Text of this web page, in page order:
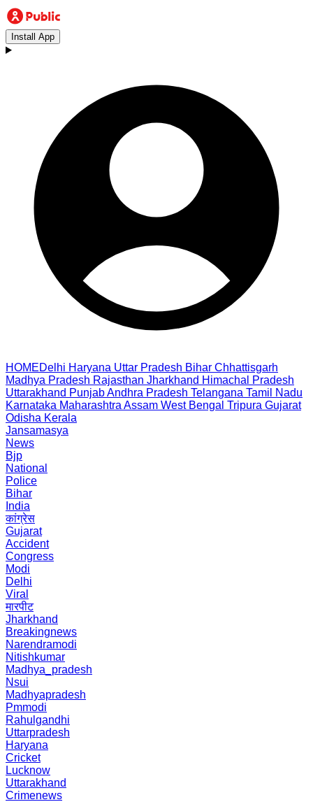
Install App
HOMEDelhi Haryana Uttar Pradesh Bihar Chhattisgarh
Madhya Pradesh Rajasthan Jharkhand Himachal Pradesh
Uttarakhand PunjabAndhra Pradesh Telangana Tamil Nadu
Karnataka Maharashtra Assam West Bengal Tripura Gujarat
Odisha Kerala
Jansamasya
News
Bjp
National
Police
Bihar
India
कांग्रेस
Gujarat
Accident
Congress
Modi
Delhi
Viral
मारपीट
Jharkhand
Breakingnews
Narendramodi
Nitishkumar
Madhya_pradesh
Nsui
Madhyapradesh
Pmmodi
Rahulgandhi
Uttarpradesh
Haryana
Cricket
Lucknow
Uttarakhand
Crimenews